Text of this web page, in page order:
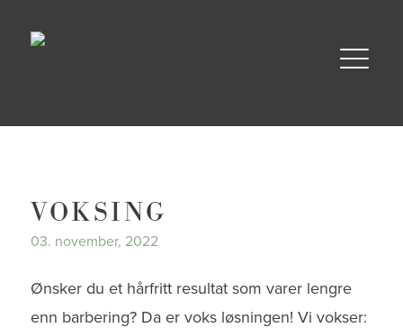
VOKSING
03. november, 2022
Ønsker du et hårfritt resultat som varer lengre
enn barbering? Da er voks løsningen! Vi vokser: